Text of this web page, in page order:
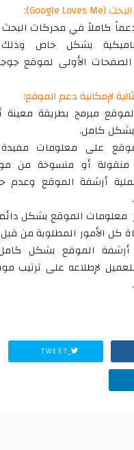
(
Google Loves Me
):
كاملاً في محركات البحث
بشكل خاص
الأولى لموقع
لإمكانية دعم الموقع:
مبرمج بطريقة معينة
بشكل كامل.
على معلومات
منقولة أو منسوخة من
أرشفة الموقع وعدم
كل الأمور المطلوبة من
أرشفة الموقع بشكل
لإطلاعه على ترتيب
TWEET